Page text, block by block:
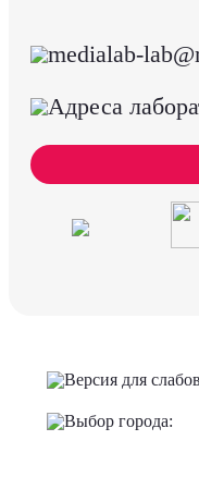
medialab-
Адреса
Версия для
Выбор города: